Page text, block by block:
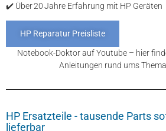
✔️ Über 20 Jahre Erfahrung mit HP Geräten
HP Reparatur Preisliste
Notebook-Doktor auf Youtube – hier
Anleitungen rund ums
HP Ersatzteile - tausende Parts
lieferbar